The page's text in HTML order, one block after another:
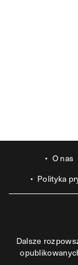
O nas
Polityka
Dalsze